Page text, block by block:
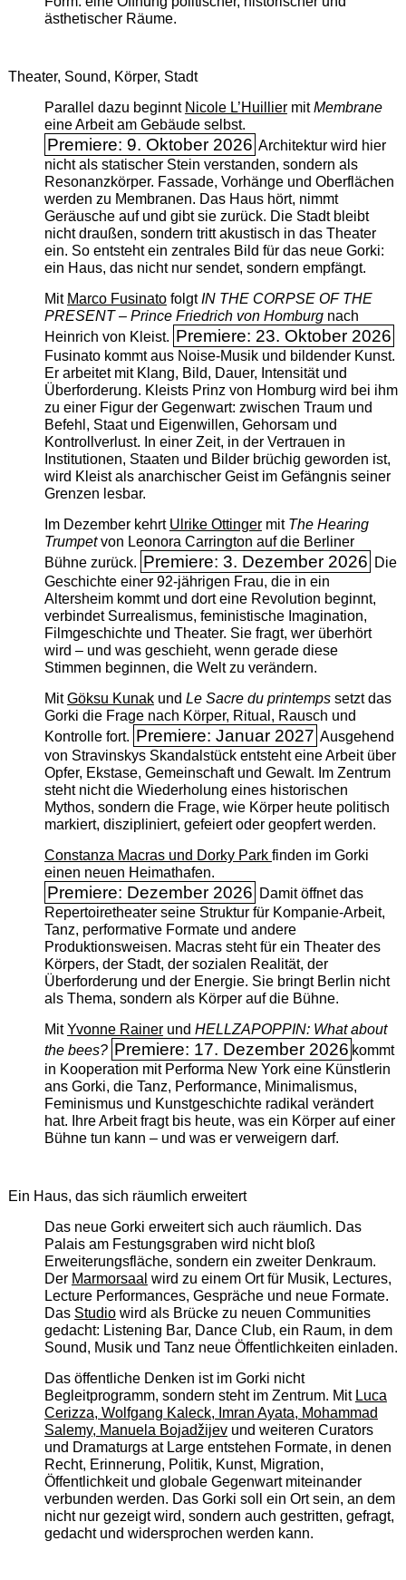
ästhetischer Räume.
Theater, Sound, Körper, Stadt
Parallel dazu beginnt Nicole L’Huilliermit ­Membrane
eine Arbeit am Gebäude selbst.
Premiere: 9. Oktober 2026 Architektur wird hier
nicht als statischer Stein verstanden, sondern als
Resonanzkörper. Fassade, Vorhänge und Oberflächen
werden zu Membranen. Das Haus hört, nimmt
Geräusche auf und gibt sie zurück. Die Stadt bleibt
nicht draußen, sondern tritt akustisch in das Theater
ein. So entsteht ein zentrales Bild für das neue Gorki:
ein Haus, das nicht nur sendet, sondern empfängt.
Mit Marco FusinatofolgtIN THE CORPSE OF THE
PRESENT – Prince Friedrich von Homburgnach
Heinrich von Kleist. Premiere: 23. Oktober 2026
Fusinato kommt aus Noise-Musik und bildender Kunst.
Er arbeitet mit Klang, Bild, Dauer, Intensität und
Überforderung. Kleists Prinz von Homburg wird bei ihm
zu einer Figur der Gegenwart: zwischen Traum und
Befehl, Staat und Eigenwillen, Gehorsam und
Kontrollverlust. In einer Zeit, in der Vertrauen in
Institutionen, Staaten und Bilder brüchig geworden ist,
wird Kleist als anarchischer Geist im Gefängnis seiner
Grenzen lesbar.
Im Dezember kehrt Ulrike Ottingermit The ­Hearing
Trumpetvon Leonora Carrington auf die Berliner
Bühne zurück. Premiere: 3. Dezember 2026 Die
Geschichte einer 92-jährigen Frau, die in ein
Altersheim kommt und dort eine Revolution beginnt,
verbindet Surrealismus, feministische Imagination,
Filmgeschichte und Theater. Sie fragt, wer überhört
wird – und was geschieht, wenn gerade diese
Stimmen beginnen, die Welt zu verändern.
MitGöksu Kunakund Le Sacre du printempssetzt das
Gorki die Frage nach Körper, Ritual, Rausch und
Kontrolle fort. Premiere: Januar 2027 Ausgehend
von Stravinskys Skandalstück entsteht eine Arbeit über
Opfer, Ekstase, Gemeinschaft und Gewalt. Im Zentrum
steht nicht die Wiederholung eines historischen
Mythos, sondern die Frage, wie Körper heute politisch
markiert, diszipliniert, gefeiert oder geopfert werden.
Constanza Macras und Dorky Park finden im Gorki
einen neuen Heimathafen.
Premiere: Dezember 2026 Damit öffnet das
Repertoiretheater seine Struktur für Kompanie-Arbeit,
Tanz, performative Formate und andere
Produktionsweisen. Macras steht für ein Theater des
Körpers, der Stadt, der sozialen Realität, der
Überforderung und der Energie. Sie bringt Berlin nicht
als Thema, sondern als Körper auf die Bühne.
MitYvonne Rainerund HELLZAPOPPIN: What about
the bees? Premiere: 17. Dezember 2026 kommt
in Kooperation mit Performa New York eine Künstlerin
ans Gorki, die Tanz, Performance, Minimalismus,
Feminismus und Kunstgeschichte radikal verändert
hat. Ihre Arbeit fragt bis heute, was ein Körper auf einer
Bühne tun kann – und was er verweigern darf.
Ein Haus, das sich räumlich erweitert
Das neue Gorki erweitert sich auch räumlich. Das
Palais am Festungsgraben wird nicht bloß
Erweiterungsfläche, sondern ein zweiter Denkraum.
Der Marmorsaal wird zu einem Ort für Musik, Lectures,
Lecture Performances, Gespräche und neue Formate.
Das Studiowird als Brücke zu neuen Communities
gedacht: Listening Bar, Dance Club, ein Raum, in dem
Sound, Musik und Tanz neue Öffentlichkeiten einladen.
Das öffentliche Denken ist im Gorki nicht
Begleitprogramm, sondern steht im Zentrum. Mit Luca
Cerizza, Wolfgang Kaleck, Imran Ayata, Mohammad
Salemy, Manuela Bojadžijevund weiteren Curators
und Dramaturgs at Large entstehen Formate, in denen
Recht, Erinnerung, Politik, Kunst, Migration,
Öffentlichkeit und globale Gegenwart miteinander
verbunden werden. Das Gorki soll ein Ort sein, an dem
nicht nur gezeigt wird, sondern auch gestritten, gefragt,
gedacht und widersprochen werden kann.